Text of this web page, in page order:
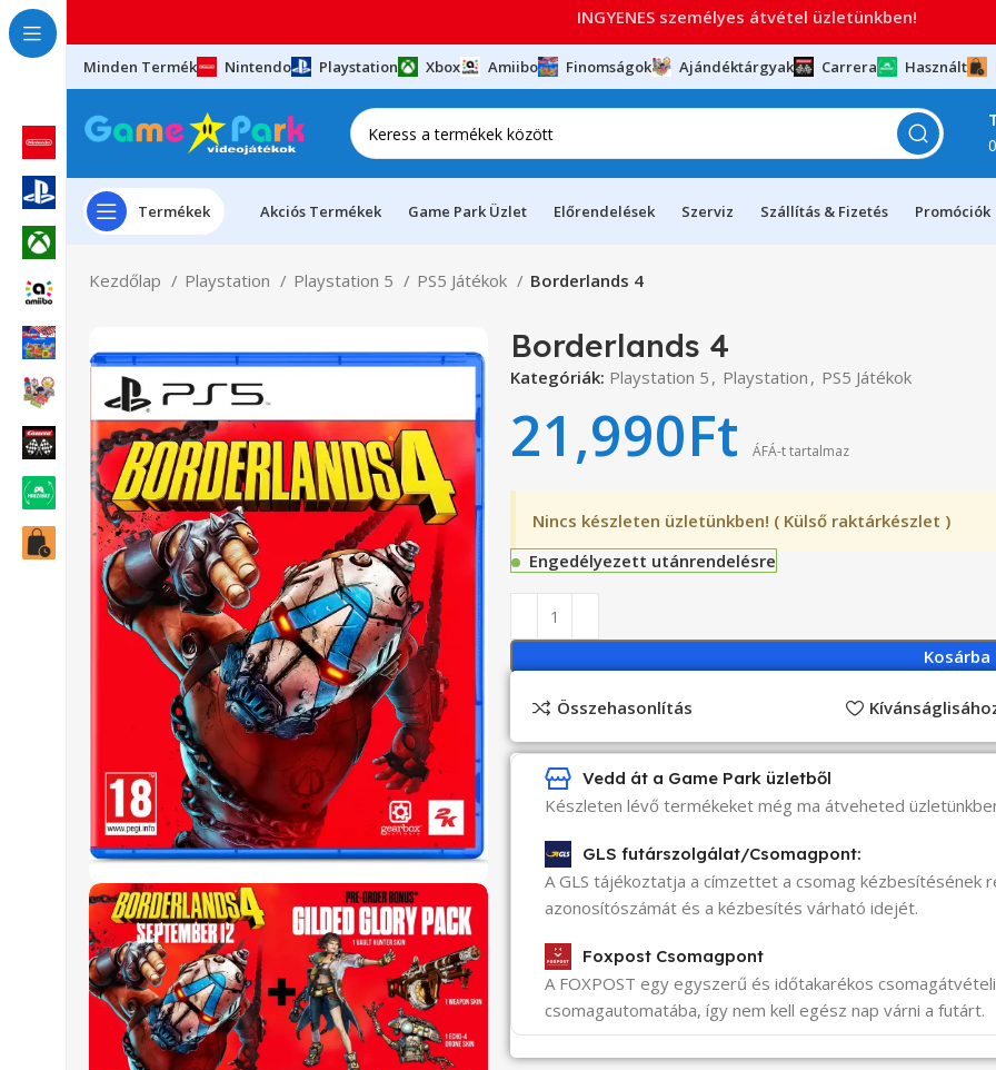
Minden Termék Nintendo Playstation Xbox Amiibo Finomságok Ajándéktárgyak Carrera Használt
Termékek Akciós Termékek Game Park Üzlet Előrendelések Szerviz Szállítás & Fizetés Promóciók
Kezdőlap Playstation Playstation 5 PS5 Játékok Borderlands 4
Borderlands 4
Kategóriák: Playstation 5 , Playstation , PS5 Játékok
21,990Ft ÁFÁ-t tartalmaz
Nincs készleten üzletünkben! ( Külső raktárkészlet )
Engedélyezett utánrendelésre
Kosárba
Összehasonlítás
Vedd át a Game Park üzletből
Készleten lévő termékeket még ma átveheted
GLS futárszolgálat/Csomagpont:
A GLS tájékoztatja a címzettet a csomag kézbesítésének
azonosítószámát és a kézbesítés várható idejét.
Foxpost Csomagpont
A FOXPOST egy egyszerű és időtakarékos
csomagautomatába, így nem kell egész nap várni a futárt.
INGYENES személyes átvétel üzletünkben!